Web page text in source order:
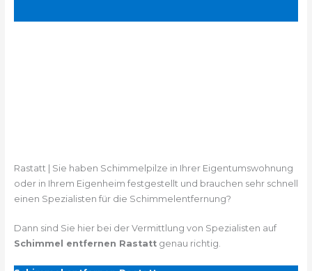
Rastatt | Sie haben Schimmelpilze in Ihrer Eigentumswohnung
oder in Ihrem Eigenheim festgestellt und brauchen sehr schnell
einen Spezialisten für die Schimmelentfernung?
Dann sind Sie hier bei der Vermittlung von Spezialisten auf
Schimmel entfernen Rastattgenau richtig.